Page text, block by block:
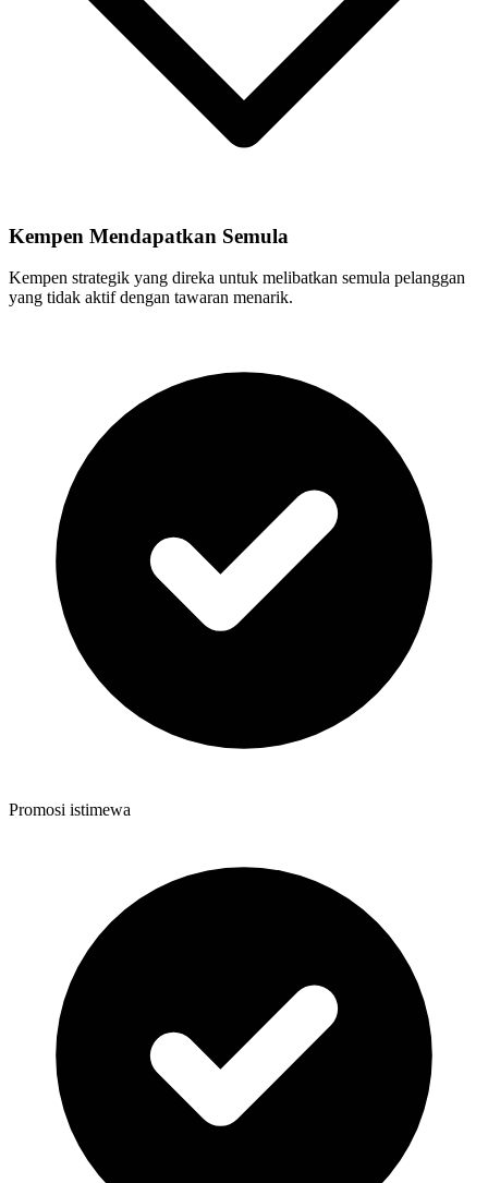
Kempen Mendapatkan Semula
Kempen strategik yang direka untuk melibatkan semula pelanggan
yang tidak aktif dengan tawaran menarik.
Promosi istimewa